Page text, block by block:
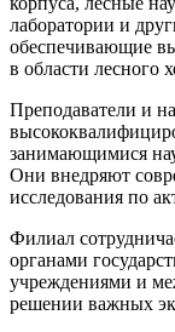
лаборатории и
обеспечивающие
в области лесного
Преподаватели и
занимающимися
Они внедряют
исследования по
Филиал
органами
учреждениями и
решении важных